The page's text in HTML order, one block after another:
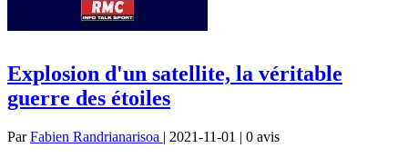
Explosion d'un satellite, la véritable
guerre des étoiles
ParFabien Randrianarisoa | 2021-11-01 | 0 avis